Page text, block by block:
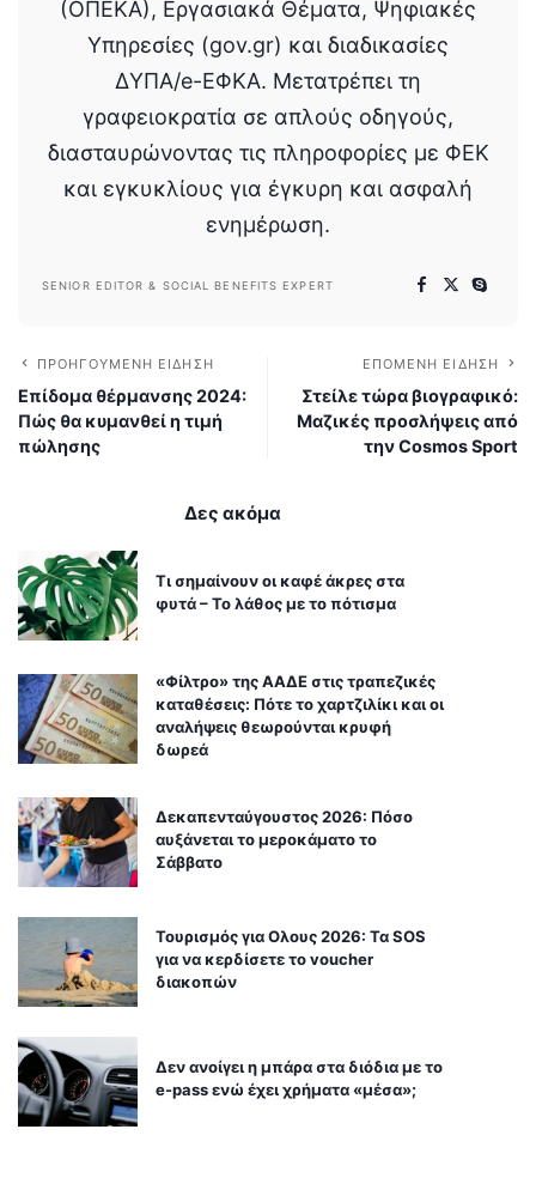
(ΟΠΕΚΑ), Εργασιακά Θέματα, Ψηφιακές
Υπηρεσίες (gov.gr) και διαδικασίες
ΔΥΠΑ/e-ΕΦΚΑ. Μετατρέπει τη
γραφειοκρατία σε απλούς οδηγούς,
διασταυρώνοντας τις πληροφορίες με ΦΕΚ
και εγκυκλίους για έγκυρη και ασφαλή
ενημέρωση.
SENIOR EDITOR & SOCIAL BENEFITS EXPERT
ΠΡΟΗΓΟΎΜΕΝΗ ΕΊΔΗΣΗ
Επίδομα θέρμανσης 2024:
Πώς θα κυμανθεί η τιμή
πώλησης
ΕΠΌΜΕΝΗ ΕΊΔΗΣΗ
Στείλε τώρα βιογραφικό:
Μαζικές προσλήψεις από
την Cosmos Sport
Δες ακόμα
Τι σημαίνουν οι καφέ άκρες στα
φυτά – Το λάθος με το πότισμα
«Φίλτρο» της ΑΑΔΕ στις τραπεζικές
καταθέσεις: Πότε το χαρτζιλίκι και οι
αναλήψεις θεωρούνται κρυφή
δωρεά
Δεκαπενταύγουστος 2026: Πόσο
αυξάνεται το μεροκάματο το
Σάββατο
Τουρισμός για Ολους 2026: Τα SOS
για να κερδίσετε το voucher
διακοπών
Δεν ανοίγει η μπάρα στα διόδια με το
e-pass ενώ έχει χρήματα «μέσα»;